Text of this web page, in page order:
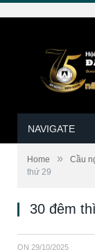
NAVIGATE
Home » Cầu
thứ 29
30 đêm
ON 29/10/2025